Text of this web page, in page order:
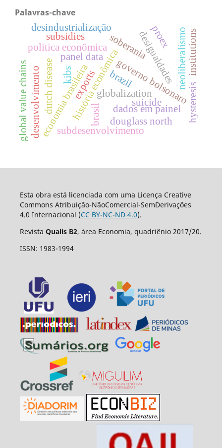
Palavras-chave
governo bolsonaro
história econômica
economia brasileira
globalization
dados em painel
política econômica neoliberalismo
desigualdades
soberania
brasil
desenvolvimento subdesenvolvimento
desindustrialização
dutch disease
global value chains brazil
suicide hysteresis
exports
proex
subsidies
panel data
institutions
douglass north
kibs
Esta obra está licenciada com uma Licença Creative
Commons Atribuição-NãoComercial-SemDerivações
4.0 Internacional (CC BY-NC-ND 4.0).
Revista Qualis B2, área Economia, quadriênio 2017/20.
ISSN: 1983-1994